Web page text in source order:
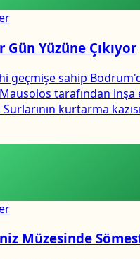
Yüzüne Çıkıyor
geçmişe sahip
tarafından inşa
kurtarma
Müzesinde